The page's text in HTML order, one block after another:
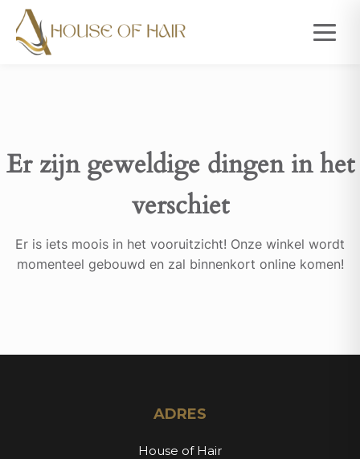
Er zijn geweldige dingen in het
verschiet
Er is iets moois in het vooruitzicht! Onze winkel wordt
momenteel gebouwd en zal binnenkort online komen!
ADRES
House of Hair